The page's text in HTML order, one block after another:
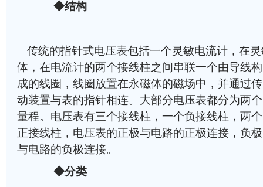
◆结构
传统的指针式电压表包括一个灵敏电流计，在
体 ，在电流计的两个接线柱之间串联一个由导线构
成的线圈，线圈放置在永磁体的磁场中，并通过传
动装置与表的指针相连。大部分电压表都分为两个
量程。电压表有三个接线柱，一个负接线柱，两个
正接线柱，电压表的正极与电路的正极连接，负极
与电路的负极连接。
◆分类